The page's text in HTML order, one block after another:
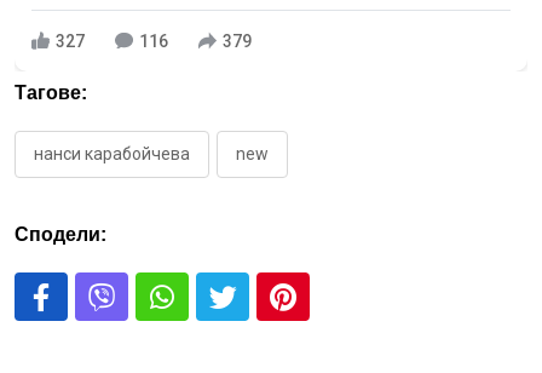
327 116 379
Тагове:
нанси карабойчева new
Сподели: